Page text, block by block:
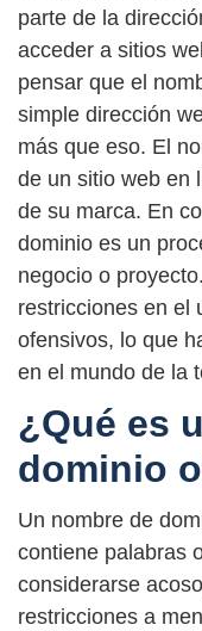
parte de la
acceder a sitios
pensar que el
simple dirección
más que eso. El
de un sitio web en
de su marca. En
dominio es un
negocio o
restricciones en el
ofensivos, lo que
en el mundo de la
¿Qué es
dominio
Un nombre de
contiene palabras
considerarse
restricciones a